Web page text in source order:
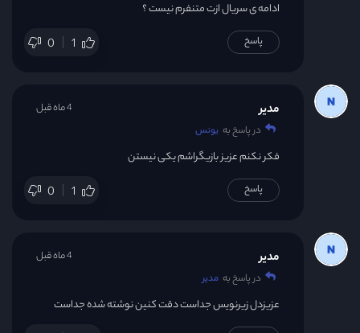
ادامه ی سریال ازت متنفرم نیست ؟
0 1 پاسخ
مدیر
در پاسخ به یونس
فکر نکنم عزیز بازیگراشم یکی نیستن
0 1
4 ماه قبل
پاسخ
مدیر
در پاسخ به مدیر
عزیزدل زیرنویس جداست دقت کنین نوشته شده جداست
4 ماه قبل